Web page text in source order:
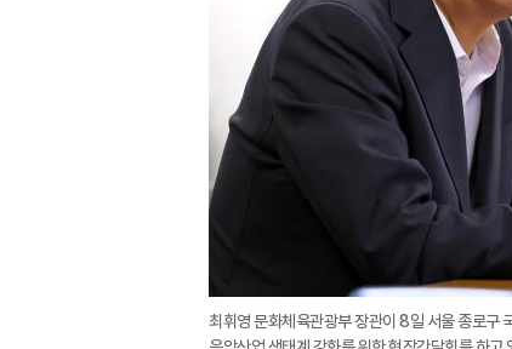
최휘영 문화체육관광부 장관이 8일 서울 종로구